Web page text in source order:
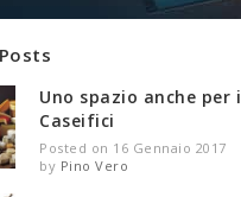
Uno spazio anche per i
Caseifici
Posted on 16 Gennaio 2017
by Pino Vero